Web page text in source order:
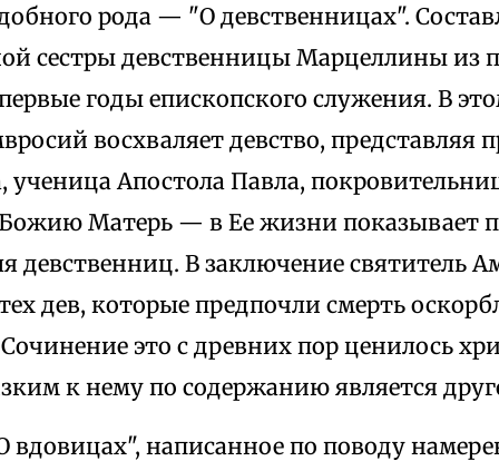
рода — "О девственницах".
сестры девственницы Марцеллины из
годы епископского служения. В
восхваляет девство, представляя
ученица Апостола Павла,
Божию Матерь — в Ее жизни показывает
девственниц. В заключение святитель
дев, которые предпочли смерть
это с древних пор ценилось
к нему по содержанию является
вдовицах", написанное по поводу